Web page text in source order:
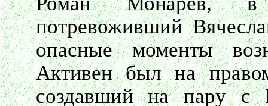
потревоживший
опасные моменты
Активен был на
создавший на пару с